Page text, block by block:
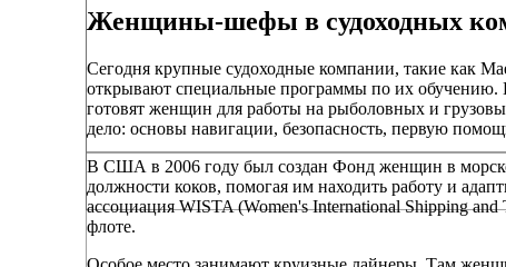
Женщины-шефы в судоходных
Сегодня крупные судоходные компании, такие как
открывают специальные программы по их обучению.
готовят женщин для работы на рыболовных и
дело: основы навигации, безопасность, первую
В США в 2006 году был создан Фонд женщин в
должности коков, помогая им находить работу и
ассоциация WISTA (Women's International Shipping
флоте.